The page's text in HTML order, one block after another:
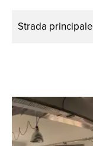
Strada principale